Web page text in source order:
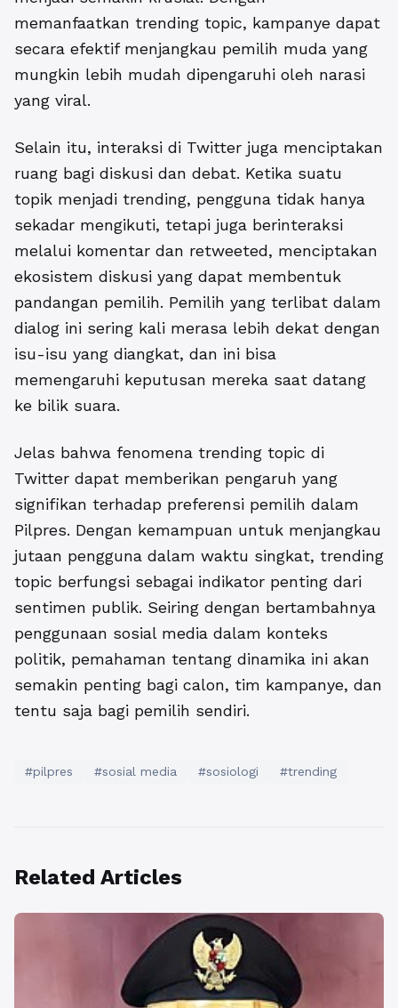
memanfaatkan trending topic, kampanye dapat
secara efektif menjangkau pemilih muda yang
mungkin lebih mudah dipengaruhi oleh narasi
yang viral.
Selain itu, interaksi di Twitter juga menciptakan
ruang bagi diskusi dan debat. Ketika suatu
topik menjadi trending, pengguna tidak hanya
sekadar mengikuti, tetapi juga berinteraksi
melalui komentar dan retweeted, menciptakan
ekosistem diskusi yang dapat membentuk
pandangan pemilih. Pemilih yang terlibat dalam
dialog ini sering kali merasa lebih dekat dengan
isu-isu yang diangkat, dan ini bisa
memengaruhi keputusan mereka saat datang
ke bilik suara.
Jelas bahwa fenomena trending topic di
Twitter dapat memberikan pengaruh yang
signifikan terhadap preferensi pemilih dalam
Pilpres. Dengan kemampuan untuk menjangkau
jutaan pengguna dalam waktu singkat, trending
topic berfungsi sebagai indikator penting dari
sentimen publik. Seiring dengan bertambahnya
penggunaan sosial media dalam konteks
politik, pemahaman tentang dinamika ini akan
semakin penting bagi calon, tim kampanye, dan
tentu saja bagi pemilih sendiri.
#pilpres #sosial media #sosiologi #trending
Related Articles